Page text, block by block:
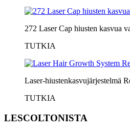
272 Laser Cap hiusten kasvua
TUTKIA
Laser-hiustenkasvujärjestelmä
TUTKIA
LESCOLTONISTA